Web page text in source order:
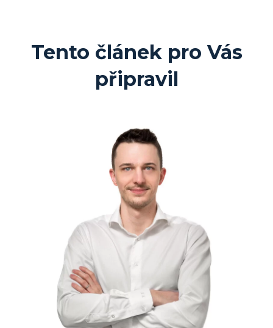
Tento článek pro Vás
připravil